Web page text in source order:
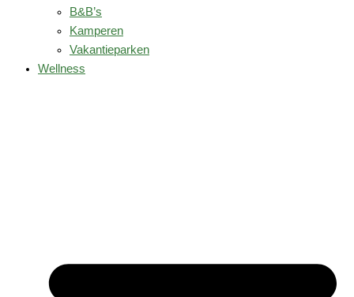
B&B’s
Kamperen
Vakantieparken
Wellness